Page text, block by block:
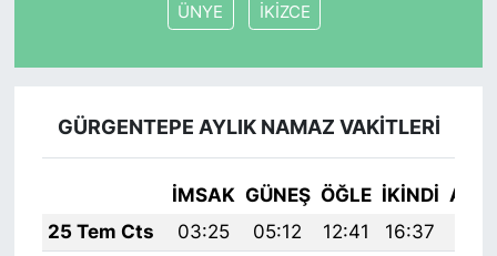
ÜNYE İKİZCE
GÜRGENTEPE AYLIK NAMAZ VAKITLERI
İMSAK GÜNEŞ ÖĞLE İKINDI
25 Tem Cts
03:25 05:12 12:41 16:37